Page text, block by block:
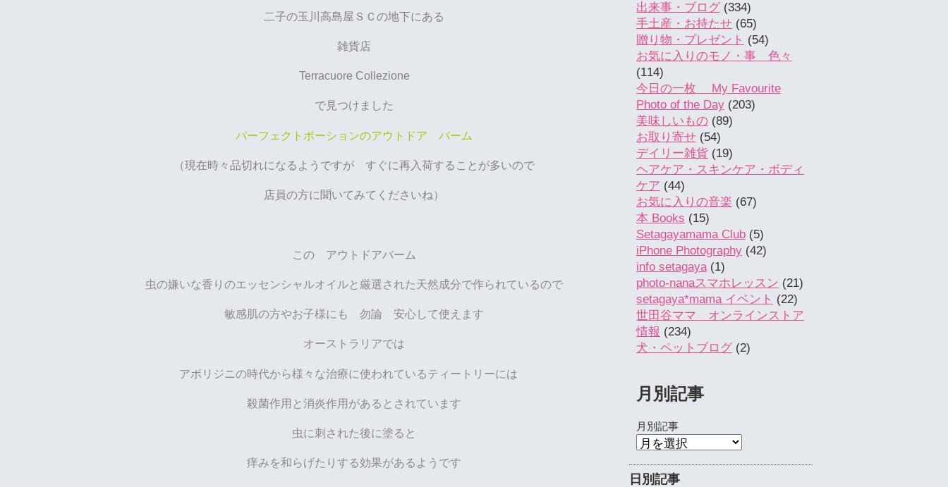
二子の玉川高島屋ＳＣの地下にある
雑貨店
Terracuore Collezione
で見つけました
パーフェクトポーションのアウトドア バーム
（現在時々品切れになるようですが すぐに再入荷することが多いので
店員の方に聞いてみてくださいね）
この アウトドアバーム
虫の嫌いな香りのエッセンシャルオイルと厳選された天然成分で作られているので
敏感肌の方やお子様にも 勿論 安心して使えます
オーストラリアでは
アボリジニの時代から様々な治療に使われているティートリーには
殺菌作用と消炎作用があるとされています
虫に刺された後に塗ると
痒みを和らげたりする効果があるようです
出来事・ブログ (334)
手土産・お持たせ (65)
贈り物・プレゼント (54)
お気に入りのモノ・事 色々
(114)
今日の一枚 My Favourite
Photo of the Day (203)
美味しいもの (89)
お取り寄せ (54)
デイリー雑貨 (19)
ヘアケア・スキンケア・ボディ
ケア (44)
お気に入りの音楽 (67)
本 Books (15)
Setagayamama Club (5)
iPhone Photography (42)
info setagaya(1)
photo-nanaスマホレッスン (21)
setagaya*mama イベント (22)
世田谷ママ オンラインストア
情報 (234)
犬・ペットブログ (2)
月別記事
月別記事
日別記事